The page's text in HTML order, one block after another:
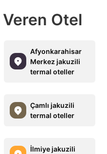
Otel
Afyonkarahisar
Merkez jakuzili
termal oteller
Çamlı jakuzili
termal oteller
İlmiye jakuzili